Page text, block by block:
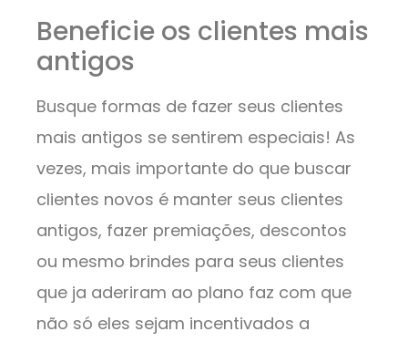
Beneficie os clientes mais
antigos
Busque formas de fazer seus clientes
mais antigos se sentirem especiais! As
vezes, mais importante do que buscar
clientes novos é manter seus clientes
antigos, fazer premiações, descontos
ou mesmo brindes para seus clientes
que ja aderiram ao plano faz com que
não só eles sejam incentivados a